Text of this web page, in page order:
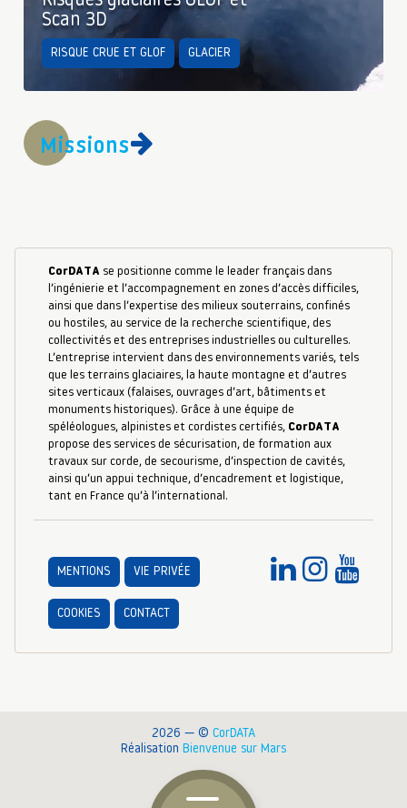
Scan 3D
RISQUE CRUE ET GLOF GLACIER
Missions
CorDATA se positionne comme le leader français dans
l’ingénierie et l’accompagnement en zones d’accès difficiles,
ainsi que dans l’expertise des milieux souterrains, confinés
ou hostiles, au service de la recherche scientifique, des
collectivités et des entreprises industrielles ou culturelles.
L’entreprise intervient dans des environnements variés, tels
que les terrains glaciaires, la haute montagne et d’autres
sites verticaux (falaises, ouvrages d’art, bâtiments et
monuments historiques). Grâce à une équipe de
spéléologues, alpinistes et cordistes certifiés, CorDATA
propose des services de sécurisation, de formation aux
travaux sur corde, de secourisme, d’inspection de cavités,
ainsi qu’un appui technique, d’encadrement et logistique,
tant en France qu’à l’international.
MENTIONS VIE PRIVÉE
COOKIES CONTACT
2026 — © CorDATA
Réalisation Bienvenue sur Mars